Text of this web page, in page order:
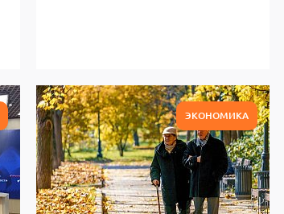
ЭКОНОМИКА